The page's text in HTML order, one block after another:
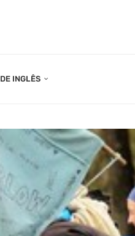
INGLÊS